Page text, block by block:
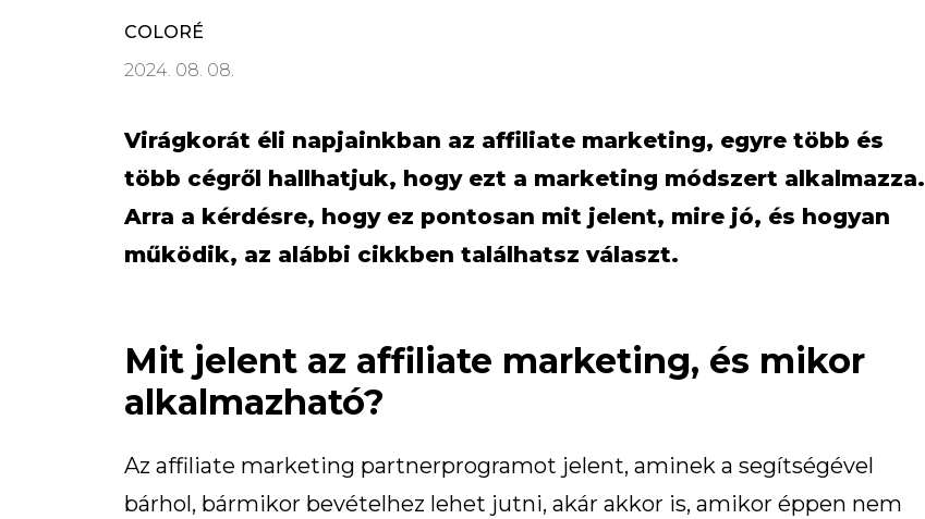
COLORÉ
2024. 08. 08.
Virágkorát éli napjainkban az affiliate marketing, egyre több és
több cégről hallhatjuk, hogy ezt a marketing módszert alkalmazza.
Arra a kérdésre, hogy ez pontosan mit jelent, mire jó, és hogyan
működik, az alábbi cikkben találhatsz választ.
Mit jelent az affiliate marketing, és mikor
alkalmazható?
Az affiliate marketing partnerprogramot jelent, aminek a segítségével
bárhol, bármikor bevételhez lehet jutni, akár akkor is, amikor éppen nem